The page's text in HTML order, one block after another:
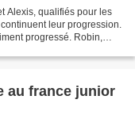
Alexis, qualifiés pour les
leur progression.
progressé. Robin,
au france junior